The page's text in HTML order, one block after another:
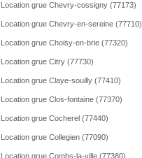
Location grue Chevry-cossigny (77173)
Location grue Chevry-en-sereine (77710)
Location grue Choisy-en-brie (77320)
Location grue Citry (77730)
Location grue Claye-souilly (77410)
Location grue Clos-fontaine (77370)
Location grue Cocherel (77440)
Location grue Collegien (77090)
Location grue Combs-la-ville (77380)